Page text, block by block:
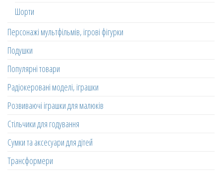
Шорти
Персонажі мультфільмів, ігрові фігурки
Подушки
Популярні товари
Радіокеровані моделі, іграшки
Розвиваючі іграшки для малюків
Стільчики для годування
Сумки та аксесуари для дітей
Трансформери